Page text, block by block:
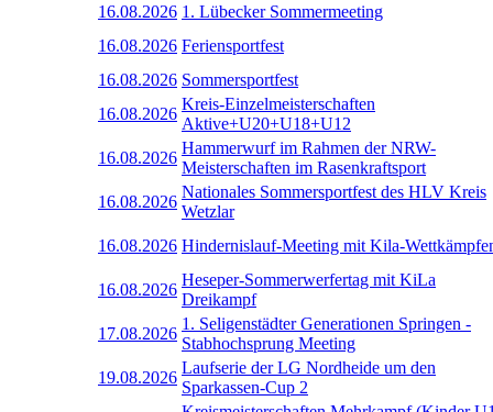
16.08.2026 1. Lübecker Sommermeeting
16.08.2026 Feriensportfest
16.08.2026 Sommersportfest
16.08.2026
Kreis-Einzelmeisterschaften
Aktive+U20+U18+U12
16.08.2026
Hammerwurf im Rahmen der NRW-
Meisterschaften im Rasenkraftsport
16.08.2026
Nationales Sommersportfest des HLV Kreis
Wetzlar
16.08.2026 Hindernislauf-Meeting mit Kila-
16.08.2026
Heseper-Sommerwerfertag mit KiLa
Dreikampf
17.08.2026
1. Seligenstädter Generationen Springen -
Stabhochsprung Meeting
19.08.2026
Laufserie der LG Nordheide um den
Sparkassen-Cup 2